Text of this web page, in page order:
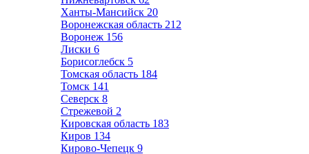
Ханты-Мансийск 20
Воронежская область 212
Воронеж 156
Лиски 6
Борисоглебск 5
Томская область 184
Томск 141
Северск 8
Стрежевой 2
Кировская область 183
Киров 134
Кирово-Чепецк 9